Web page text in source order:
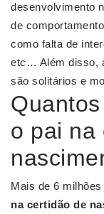
desenvolvimento
de
como falta de
etc… Além disso,
são solitários e
o pai na
Mais de 6 milhões
na certidão de